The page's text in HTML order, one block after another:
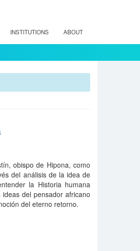
INSTITUTIONS ABOUT
obispo de Hipona, como
del análisis de la idea de
la Historia humana
del pensador africano
del eterno retorno.